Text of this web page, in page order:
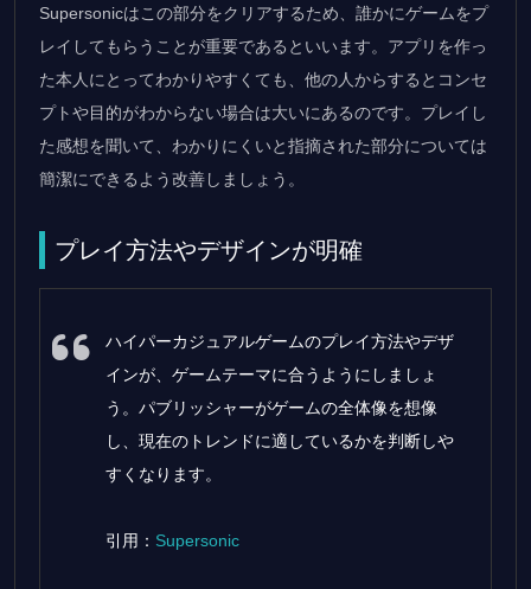
Supersonicはこの部分をクリアするため、誰かにゲームをプ
レイしてもらうことが重要であるといいます。アプリを作っ
た本人にとってわかりやすくても、他の人からするとコンセ
プトや目的がわからない場合は大いにあるのです。プレイし
た感想を聞いて、わかりにくいと指摘された部分については
簡潔にできるよう改善しましょう。
プレイ方法やデザインが明確
ハイパーカジュアルゲームのプレイ方法やデザ
インが、ゲームテーマに合うようにしましょ
う。パブリッシャーがゲームの全体像を想像
し、現在のトレンドに適しているかを判断しや
すくなります。
引用： Supersonic